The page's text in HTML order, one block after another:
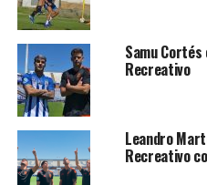
Samu
Recreativo
Leandro
Recreativo